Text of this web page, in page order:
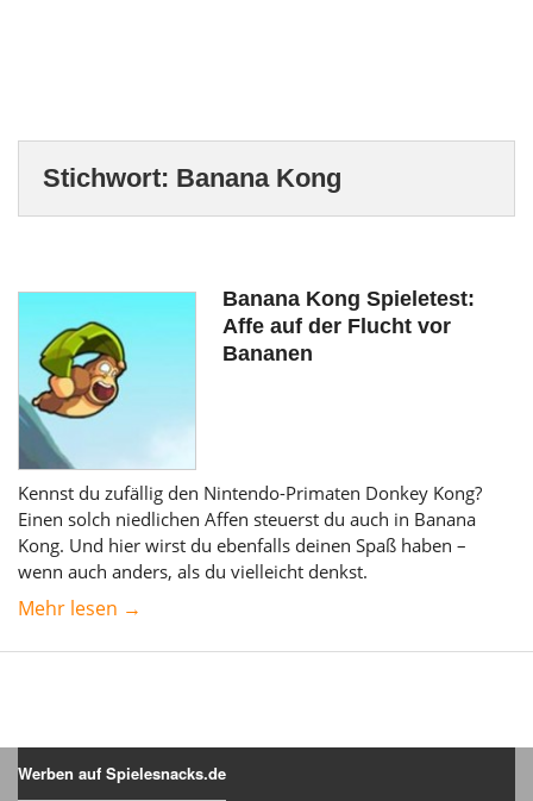
Stichwort: Banana Kong
Banana Kong Spieletest:
Affe auf der Flucht vor
Bananen
Kennst du zufällig den Nintendo-Primaten Donkey Kong?
Einen solch niedlichen Affen steuerst du auch in Banana
Kong. Und hier wirst du ebenfalls deinen Spaß haben –
wenn auch anders, als du vielleicht denkst.
Mehr lesen →
Werben auf Spielesnacks.de